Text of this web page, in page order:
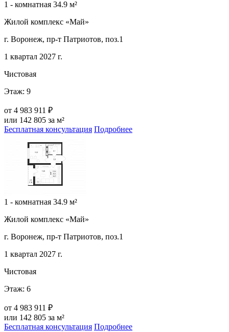
1 - комнатная 34.9 м²
Жилой комплекс «Май»
г. Воронеж, пр-т Патриотов, поз.1
1 квартал 2027 г.
Чистовая
Этаж: 9
от 4 983 911 ₽
или 142 805 за м²
Бесплатная консультация Подробнее
1 - комнатная 34.9 м²
Жилой комплекс «Май»
г. Воронеж, пр-т Патриотов, поз.1
1 квартал 2027 г.
Чистовая
Этаж: 6
от 4 983 911 ₽
или 142 805 за м²
Бесплатная консультация Подробнее